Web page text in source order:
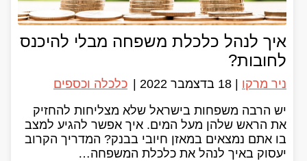
איך לנהל כלכלת משפחה מבלי להיכנס
לחובות?
ניר מרקו 18 בדצמבר 2022
כלכלה וכספים
יש הרבה משפחות בישראל שלא מצליחות להחזיק
את הראש שלהן מעל המים. איך אפשר להגיע למצב
בו אתם נמצאים במאזן חיובי בבנק? המדריך הקרוב
יעסוק באיך לנהל את כלכלת המשפחה…